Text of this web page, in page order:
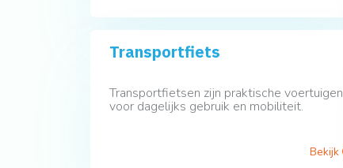
Transportfiets
Transportfietsen zijn praktische voertuigen
voor dagelijks gebruik en mobiliteit.
Bekijk